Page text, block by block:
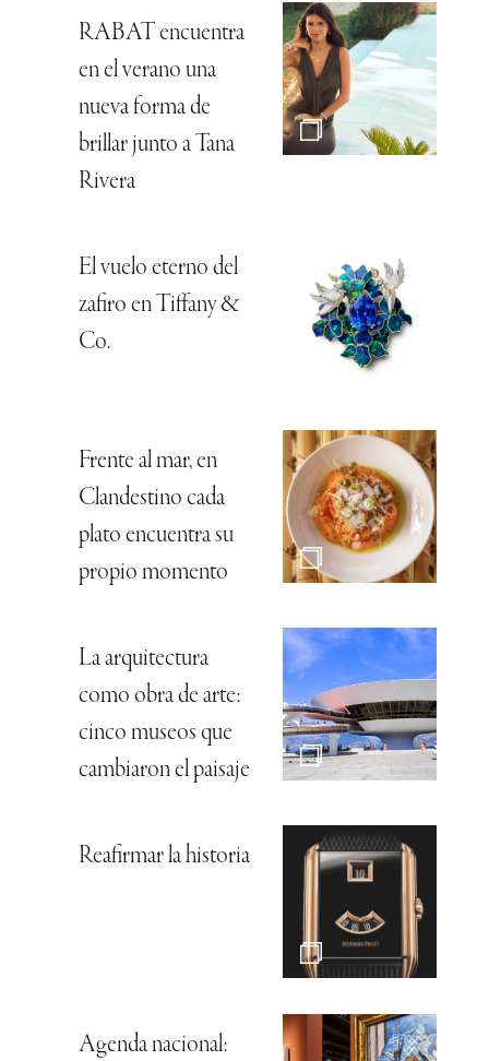
RABAT encuentra
en el verano una
nueva forma de
brillar junto a Tana
Rivera
El vuelo eterno del
zafiro en Tiffany &
Co.
Frente al mar, en
Clandestino cada
plato encuentra su
propio momento
La arquitectura
como obra de arte:
cinco museos que
cambiaron el paisaje
Reafirmar la historia
Agenda nacional: